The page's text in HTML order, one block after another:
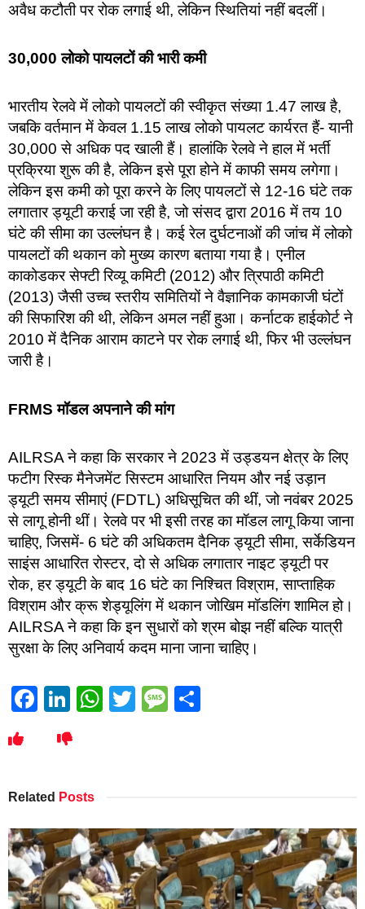
अवैध कटौती पर रोक लगाई थी, लेकिन स्थितियां नहीं बदलीं।
30,000 लोको पायलटों की भारी कमी
भारतीय रेलवे में लोको पायलटों की स्वीकृत संख्या 1.47 लाख है,
जबकि वर्तमान में केवल 1.15 लाख लोको पायलट कार्यरत हैं- यानी
30,000 से अधिक पद खाली हैं। हालांकि रेलवे ने हाल में भर्ती
प्रक्रिया शुरू की है, लेकिन इसे पूरा होने में काफी समय लगेगा।
लेकिन इस कमी को पूरा करने के लिए पायलटों से 12-16 घंटे तक
लगातार ड्यूटी कराई जा रही है, जो संसद द्वारा 2016 में तय 10
घंटे की सीमा का उल्लंघन है। कई रेल दुर्घटनाओं की जांच में लोको
पायलटों की थकान को मुख्य कारण बताया गया है। एनील
काकोडकर सेफ्टी रिव्यू कमिटी (2012) और त्रिपाठी कमिटी
(2013) जैसी उच्च स्तरीय समितियों ने वैज्ञानिक कामकाजी घंटों
की सिफारिश की थी, लेकिन अमल नहीं हुआ। कर्नाटक हाईकोर्ट ने
2010 में दैनिक आराम काटने पर रोक लगाई थी, फिर भी उल्लंघन
जारी है।
FRMS मॉडल अपनाने की मांग
AILRSA ने कहा कि सरकार ने 2023 में उड्डयन क्षेत्र के लिए
फटीग रिस्क मैनेजमेंट सिस्टम आधारित नियम और नई उड़ान
ड्यूटी समय सीमाएं (FDTL) अधिसूचित की थीं, जो नवंबर 2025
से लागू होनी थीं। रेलवे पर भी इसी तरह का मॉडल लागू किया जाना
चाहिए, जिसमें- 6 घंटे की अधिकतम दैनिक ड्यूटी सीमा, सर्केडियन
साइंस आधारित रोस्टर, दो से अधिक लगातार नाइट ड्यूटी पर
रोक, हर ड्यूटी के बाद 16 घंटे का निश्चित विश्राम, साप्ताहिक
विश्राम और क्रू शेड्यूलिंग में थकान जोखिम मॉडलिंग शामिल हो।
AILRSA ने कहा कि इन सुधारों को श्रम बोझ नहीं बल्कि यात्री
सुरक्षा के लिए अनिवार्य कदम माना जाना चाहिए।
Facebook
LinkedIn
WhatsApp
TwitterMessage
Related Posts